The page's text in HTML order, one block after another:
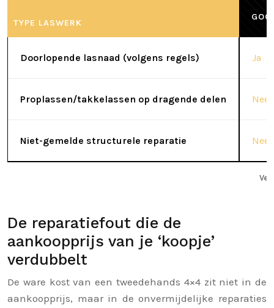
TYPE LASWERK
Doorlopende lasnaad (volgens regels) Ja
Proplassen/takkelassen op dragende delen Nee
Niet-gemelde structurele reparatie Nee
De reparatiefout die de
aankoopprijs van je ‘koopje’
verdubbelt
De ware kost van een tweedehands 4×4 zit niet in de
aankoopprijs, maar in de onvermijdelijke reparaties